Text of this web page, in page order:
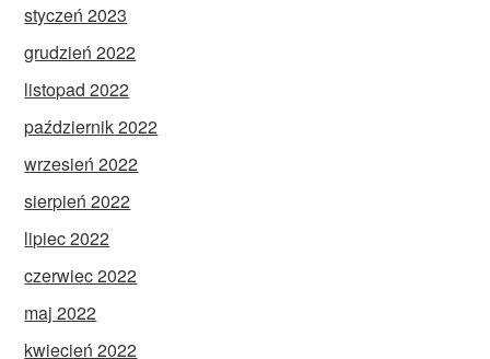
styczeń 2023
grudzień 2022
listopad 2022
październik 2022
wrzesień 2022
sierpień 2022
lipiec 2022
czerwiec 2022
maj 2022
kwiecień 2022